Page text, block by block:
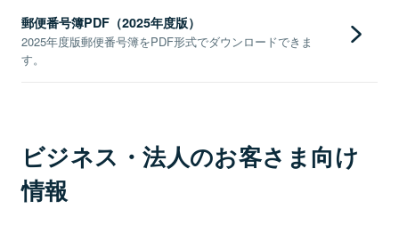
郵便番号簿PDF（2025年度版）
2025年度版郵便番号簿をPDF形式でダウンロードできま
す。
ビジネス・法人のお客さま向け
情報